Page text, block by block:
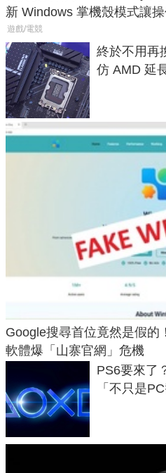
新 Windows 掌機殼模式讓
遊戲/電競
終於不用再
仿 AMD 延
Google搜尋首位竟然是假的
軟體爆「山寨官網」危機
PS6要來了
「不只是